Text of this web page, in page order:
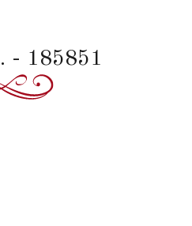
. - 185851